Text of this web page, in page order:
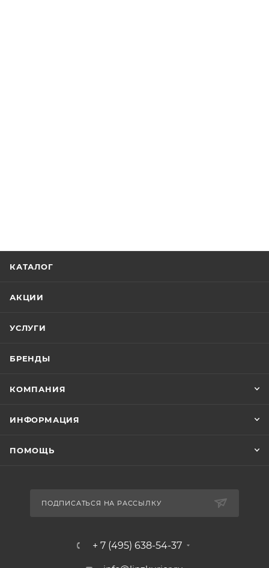
КАТАЛОГ
АКЦИИ
УСЛУГИ
БРЕНДЫ
КОМПАНИЯ
ИНФОРМАЦИЯ
ПОМОЩЬ
ПОДПИСАТЬСЯ НА РАССЫЛКУ
+ 7 (495) 638-54-37